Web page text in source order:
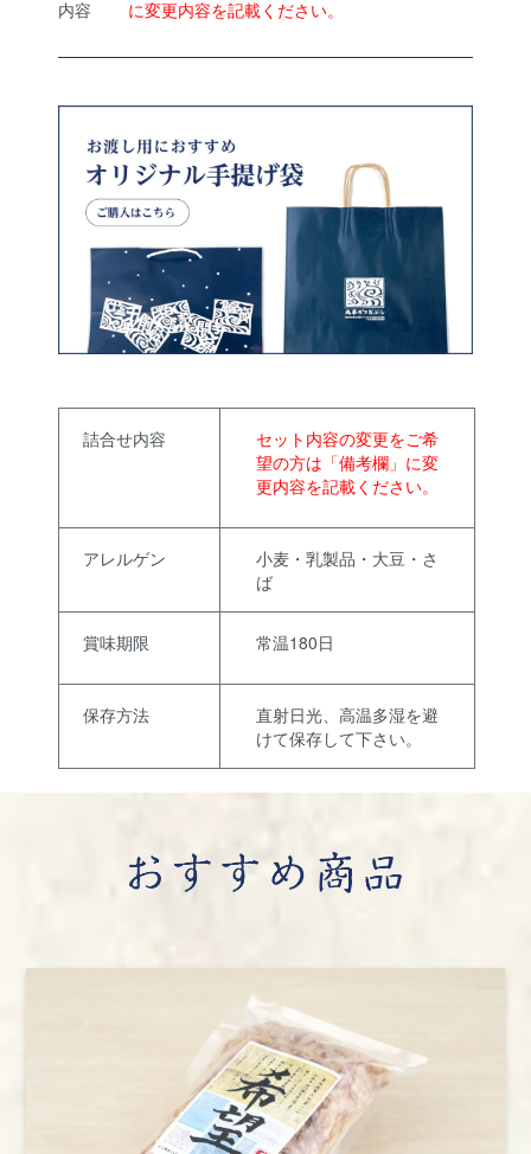
内容
に変更内容を記載ください。
詰合せ内容
セット内容の変更をご希
望の方は「備考欄」に変
更内容を記載ください。
アレルゲン
小麦・乳製品・大豆・さ
ば
賞味期限 常温180日
保存方法
直射日光、高温多湿を避
けて保存して下さい。